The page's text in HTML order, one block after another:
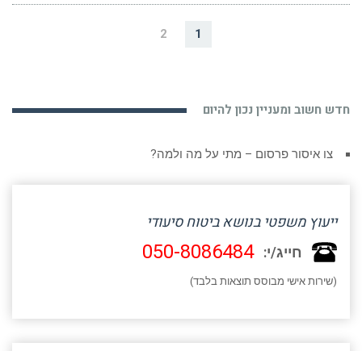
1
2
חדש חשוב ומעניין נכון להיום
צו איסור פרסום – מתי על מה ולמה?
ייעוץ משפטי בנושא ביטוח סיעודי
חייג/י: 050-8086484
(שירות אישי מבוסס תוצאות בלבד)